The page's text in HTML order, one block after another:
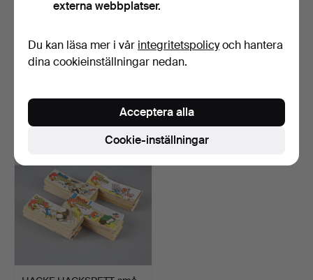
KALLE ANKA & CO, årgång
1959.
93 USD
KALLE ANKA & CO, årgång
1957.
108 USD
externa webbplatser.
Du kan läsa mer i vår integritetspolicyoch hantera
dina cookieinställningar nedan.
Cookie-inställningar
Acceptera alla